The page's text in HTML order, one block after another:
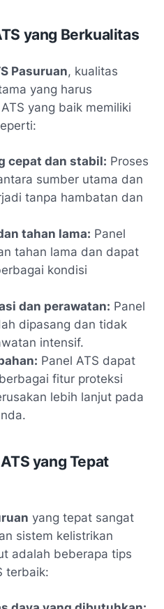
yang Berkualitas
Pasuruan, kualitas
yang harus
yang baik memiliki
cepat dan stabil: Proses
sumber utama dan
tanpa hambatan dan
tahan lama: Panel
tahan lama dan dapat
kondisi
dan perawatan: Panel
dipasang dan tidak
intensif.
Panel ATS dapat
fitur proteksi
lebih lanjut pada
yang Tepat
yang tepat sangat
sistem kelistrikan
adalah beberapa tips
terbaik: